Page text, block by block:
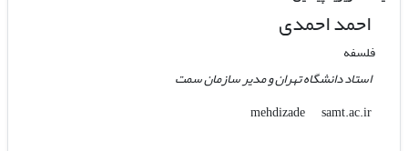
احمد احمدی
فلسفه
استاد دانشگاه تهران و مدیر سازمان سمت
mehdizade
samt.ac.ir